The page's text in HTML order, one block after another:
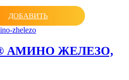
ДОБАВИТЬ
АМИНО ЖЕЛЕЗО,